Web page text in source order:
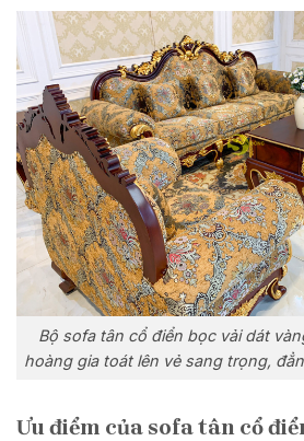
Bộ sofa tân cổ điển bọc vải dát
hoàng gia toát lên vẻ sang trọng,
Ưu điểm của sofa tân cổ